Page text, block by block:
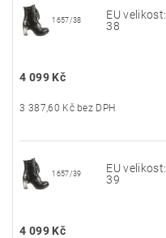
1657/38
EU velikost:
38
4 099 Kč
3 387,60 Kč bez DPH
1657/39
EU velikost:
39
4 099 Kč